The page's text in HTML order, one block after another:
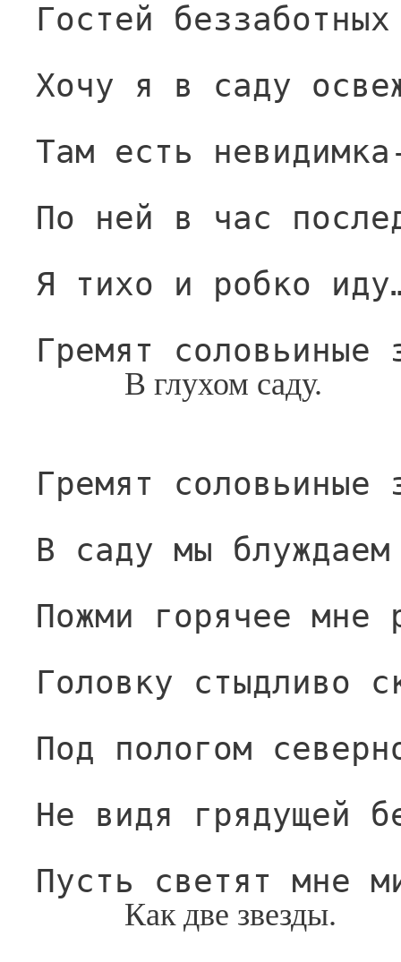
Гостей
Хочу я в саду
Там есть
По ней в час
Я тихо и робко
Гремят соловьиные
В глухом саду.
Гремят соловьиные
В саду мы
Пожми горячее мне
Головку стыдливо
Под пологом
Не видя грядущей
Пусть светят мне
Как две звезды.